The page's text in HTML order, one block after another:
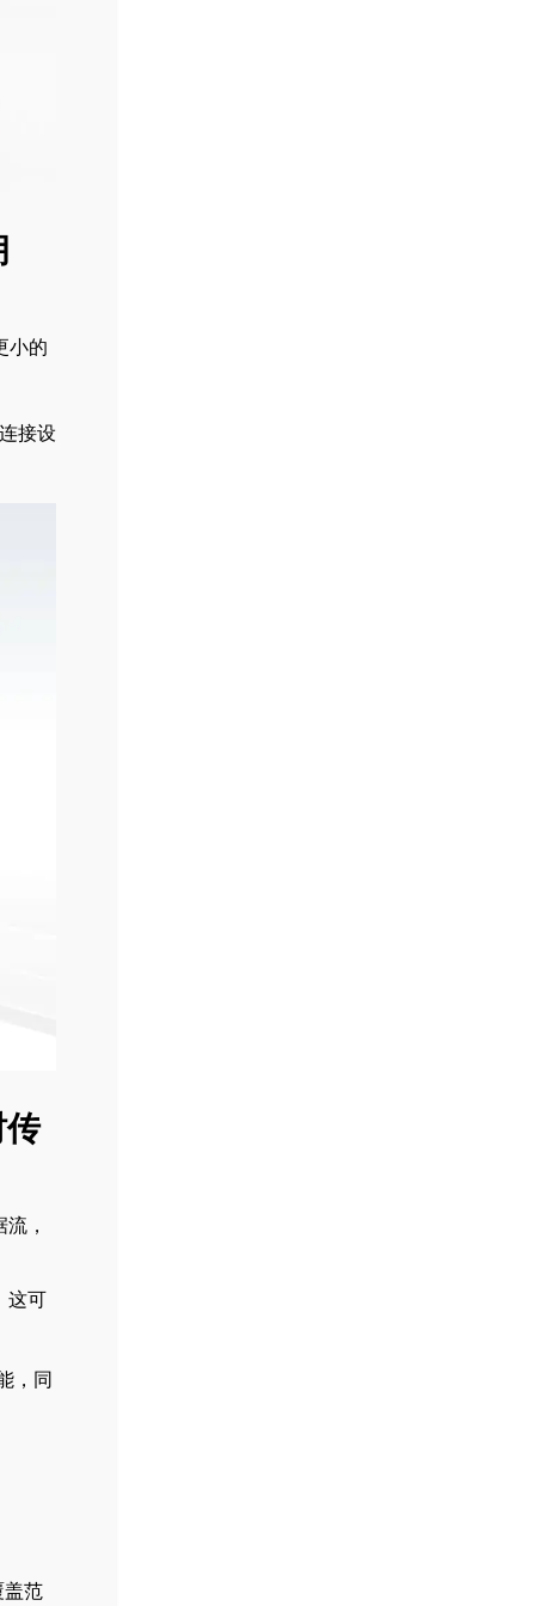
小的
接设
，
这可
，同
范